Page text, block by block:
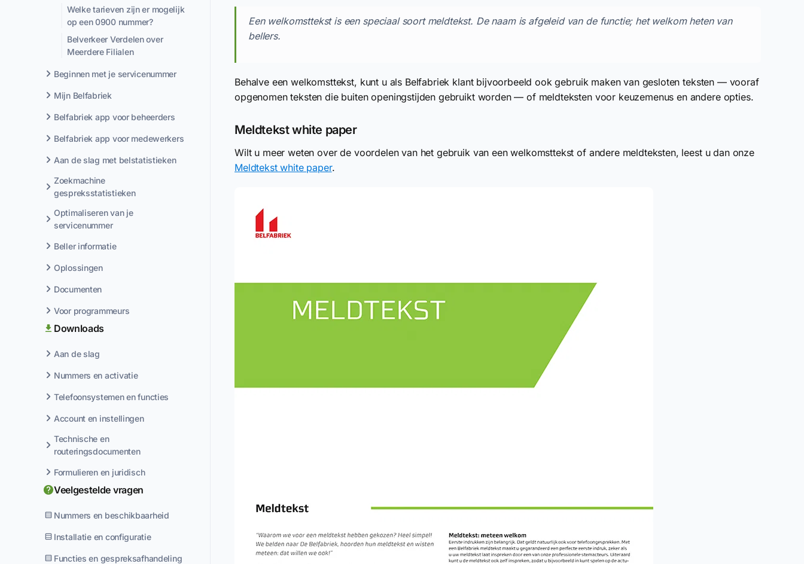
Welke tarieven zijn er mogelijk
op een 0900 nummer?
Belverkeer Verdelen over
Meerdere Filialen
Beginnen met je servicenummer
Mijn Belfabriek
Belfabriek app voor beheerders
Belfabriek app voor medewerkers
Aan de slag met belstatistieken
Zoekmachine
gespreksstatistieken
Optimaliseren van je
servicenummer
Beller informatie
Oplossingen
Documenten
Voor programmeurs
Downloads
Aan de slag
Nummers en activatie
Telefoonsystemen en functies
Account en instellingen
Technische en
routeringsdocumenten
Formulieren en juridisch
Veelgestelde vragen
Nummers en beschikbaarheid
Installatie en configuratie
Functies en gespreksafhandeling
Een welkomsttekst is een speciaal soort meldtekst. De naam is afgeleid van de functie; het welkom heten van
bellers.
Behalve een welkomsttekst, kunt u als Belfabriek klant bijvoorbeeld ook gebruik maken van gesloten teksten — vooraf
opgenomen teksten die buiten openingstijden gebruikt worden — of meldteksten voor keuzemenus en andere opties.
Meldtekst white paper
Wilt u meer weten over de voordelen van het gebruik van een welkomsttekst of andere meldteksten, leest u dan onze
Meldtekst white paper.